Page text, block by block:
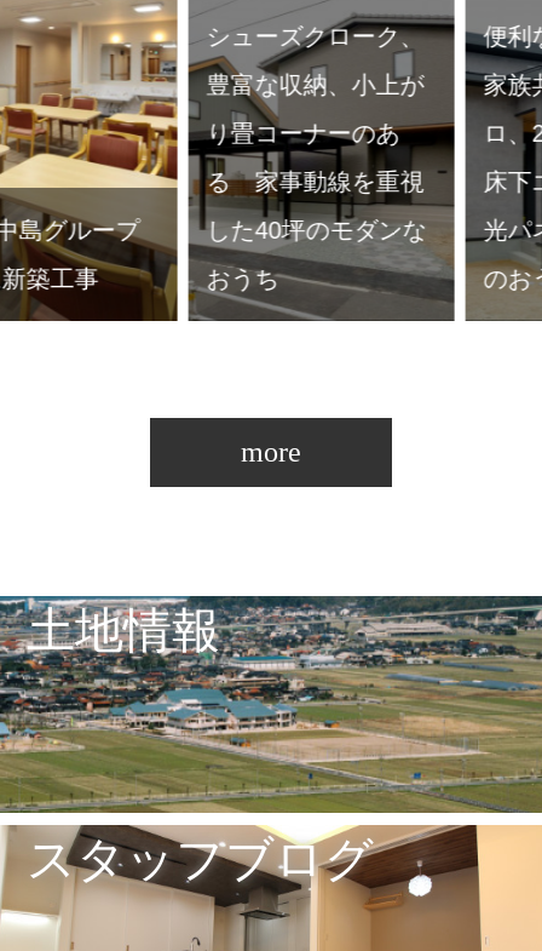
ーク、
小上が
のあ
を重視
ダンな
便利な家族用玄関、
家族共有ファミク
ロ、20畳の大空間に
床下エアコン、太陽
光パネル搭載の平屋
のおうち（*^_^*）
広々23帖
関にウォ
クローク
坪平屋の
more
土地情報
スタッフブログ